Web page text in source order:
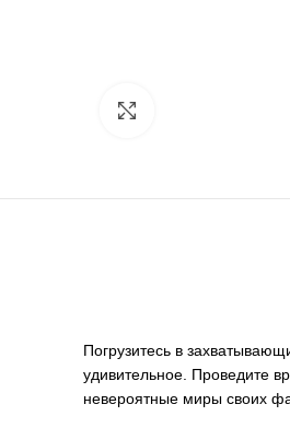
Погрузитесь в
удивительное. Проведите
невероятные миры своих